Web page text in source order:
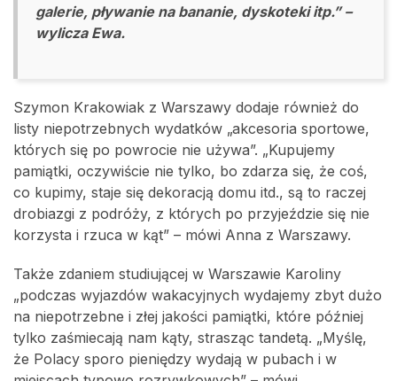
galerie, pływanie na bananie, dyskoteki itp.” –
wylicza Ewa.
Szymon Krakowiak z Warszawy dodaje również do
listy niepotrzebnych wydatków „akcesoria sportowe,
których się po powrocie nie używa”. „Kupujemy
pamiątki, oczywiście nie tylko, bo zdarza się, że coś,
co kupimy, staje się dekoracją domu itd., są to raczej
drobiazgi z podróży, z których po przyjeździe się nie
korzysta i rzuca w kąt” – mówi Anna z Warszawy.
Także zdaniem studiującej w Warszawie Karoliny
„podczas wyjazdów wakacyjnych wydajemy zbyt dużo
na niepotrzebne i złej jakości pamiątki, które później
tylko zaśmiecają nam kąty, strasząc tandetą. „Myślę,
że Polacy sporo pieniędzy wydają w pubach i w